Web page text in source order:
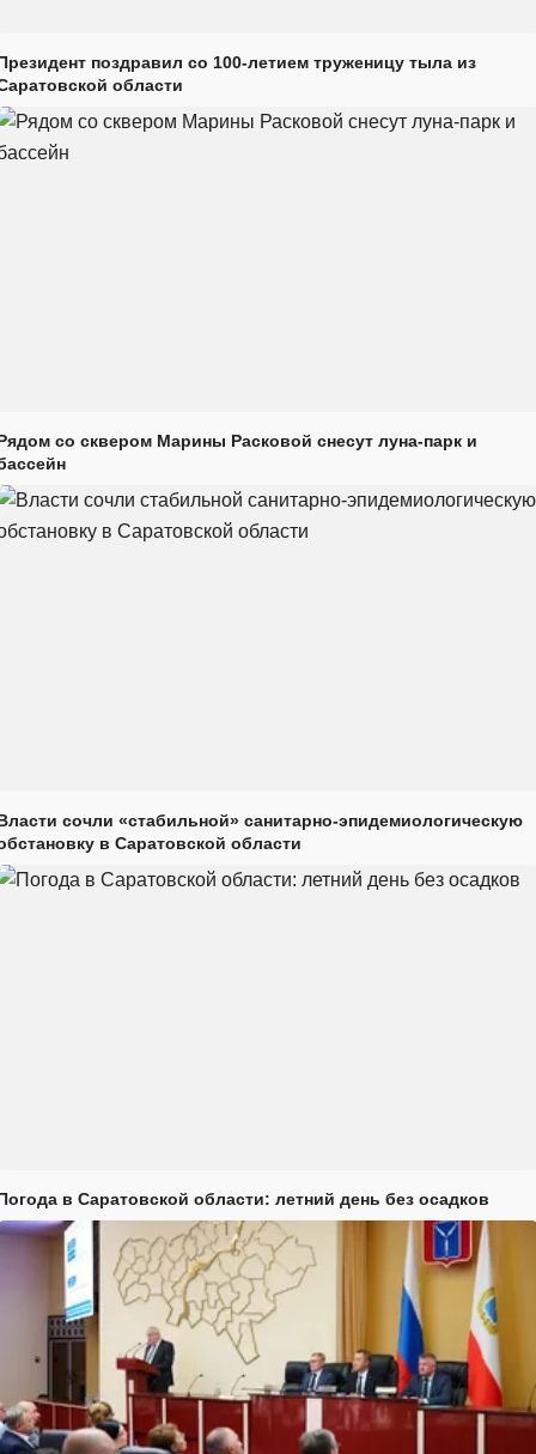
поздравил со 100-летием труженицу тыла из
области
со сквером Марины Расковой снесут луна-парк и
сочли «стабильной» санитарно-эпидемиологическую
в Саратовской области
в Саратовской области: летний день без осадков